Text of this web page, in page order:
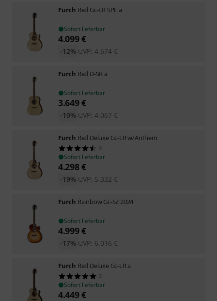
Furch Red Gc-LR SPE a
Sofort lieferbar
4.099€
UVP: 4.674 €
-12%
Furch Red D-SR a
Sofort lieferbar
3.649€
UVP: 4.067 €
-10%
Furch Red Deluxe Gc-LR w/Anthem
2
Sofort lieferbar
4.298€
UVP: 5.332 €
-19%
Furch Rainbow Gc-SZ 2024
Sofort lieferbar
4.999€
UVP: 6.016 €
-17%
Furch Red Deluxe Gc-LR a
2
Sofort lieferbar
4.449€